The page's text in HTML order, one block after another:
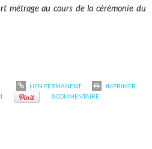
métrage au cours de la cérémonie du
LIEN PERMANENT
IMPRIMER
0COMMENTAIRE